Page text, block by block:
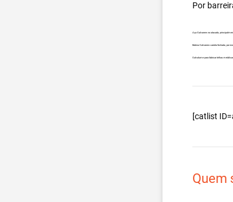
Por
Aço Galvanew no atacado,
Bobina Galvanew carreta fechada, por
Galvalume para fabricar telhas
[catlist
Quem